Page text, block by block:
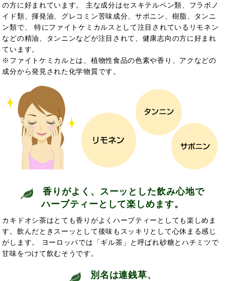
の方に好まれています。 主な成分はセスキテルペン類、フラボノ
イド類、揮発油、グレコミン苦味成分、サポニン、樹脂、タンニ
ン類で、 特にファイトケミカルスとして注目されているリモネン
などの精油、
タンニンなどが注目されて、健康志向の方に好まれ
ています。
※ファイトケミカルとは、植物性食品の色素や香り、アクなどの
成分から発見された化学物質です。
香りがよく、スーッとした飲み心地で
ハーブティーとして楽しめます。
カキドオシ茶はとても香りがよくハーブティーとしても楽しめま
す。飲んだときスーッとして後味もスッキリとして心休まる感じ
がします。 ヨーロッパでは「ギル茶」と呼ばれ砂糖とハチミツで
甘味をつけて飲むそうです。
別名は連銭草、